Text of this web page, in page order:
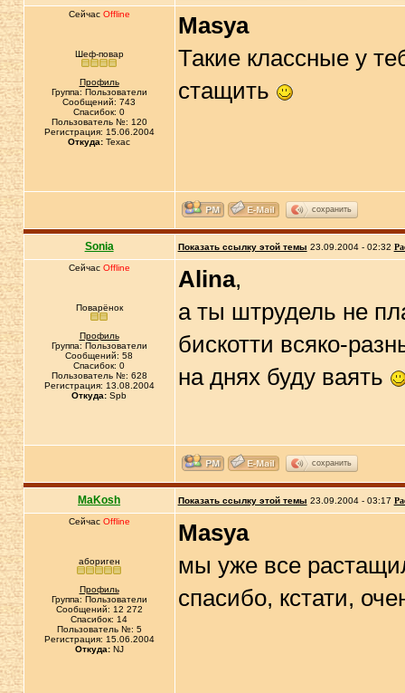
Сейчас Offline
Шеф-повар
Профиль
Группа: Пользователи
Сообщений: 743
Спасибок: 0
Пользователь №: 120
Регистрация: 15.06.2004
Откуда: Техас
Masya
Такие классные у
стащить
сохранить
Sonia Показать ссылку этой темы 23.09.2004 - 02:32
Сейчас Offline
Поварёнок
Профиль
Группа: Пользователи
Сообщений: 58
Спасибок: 0
Пользователь №: 628
Регистрация: 13.08.2004
Откуда: Spb
Alina,
а ты штрудель не
бискотти всяко-
на днях буду ваять
сохранить
MaKosh Показать ссылку этой темы 23.09.2004 - 03:17
Сейчас Offline
абориген
Профиль
Группа: Пользователи
Сообщений: 12 272
Спасибок: 14
Пользователь №: 5
Регистрация: 15.06.2004
Откуда:NJ
Masya
мы уже все
спасибо, кстати,